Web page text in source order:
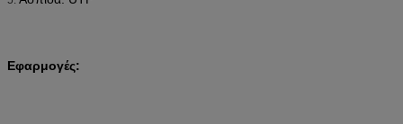
Εφαρμογές: